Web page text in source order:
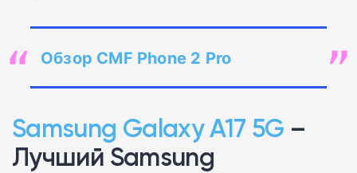
Обзор CMF Phone 2 Pro
Samsung Galaxy A17 5G –
Лучший Samsung